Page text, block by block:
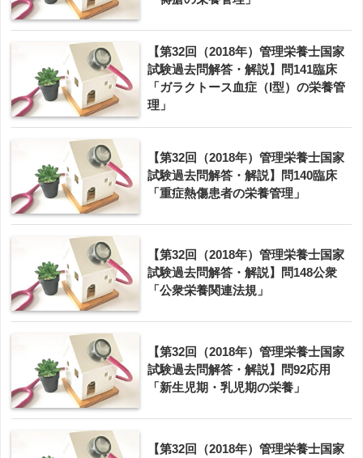
【第32回（2018年）管理栄養士国家
試験過去問解答・解説】問141臨床
「ガラクトース血症（I型）の栄養管
理」
【第32回（2018年）管理栄養士国家
試験過去問解答・解説】問140臨床
「重症熱傷患者の栄養管理」
【第32回（2018年）管理栄養士国家
試験過去問解答・解説】問148公衆
「公衆栄養関連法規」
【第32回（2018年）管理栄養士国家
試験過去問解答・解説】問92応用
「新生児期・乳児期の栄養」
【第32回（2018年）管理栄養士国家